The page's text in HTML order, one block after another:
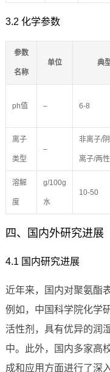
3.2 化学参数
参数
名称
单位 典
ph值 – 6-8
离子
类型
–
非离子/
离子/两性
溶解
度
g/100g
水
10-50
四、国内外研究进展
4.1 国内研究进展
近年来，国内对聚氨酯
例如，中国科学院化学
活性剂，具有优异的润
中。此外，国内多家高
成和应用方面进行了深